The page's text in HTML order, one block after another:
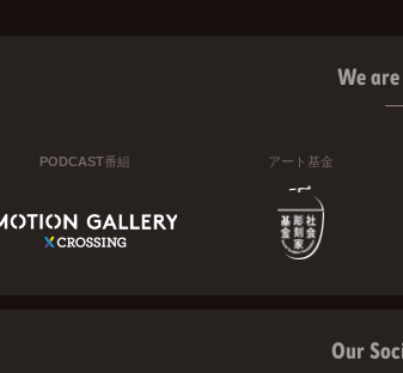
We
PODCAST番組 アート基金
Our